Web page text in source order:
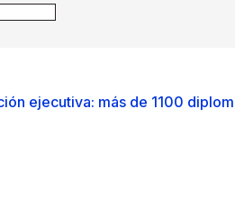
ejecutiva: más de 1100